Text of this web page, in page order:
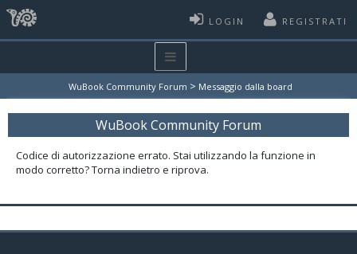
LOGIN REGISTRATI
WuBook Community Forum > Messaggio dalla board
WuBook Community Forum
Codice di autorizzazione errato. Stai utilizzando la funzione in
modo corretto? Torna indietro e riprova.